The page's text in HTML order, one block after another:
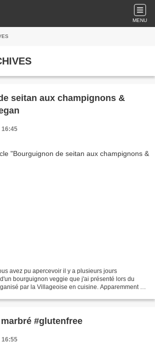
MENU
seitan aux champignons &
16:45
avez pu apercevoir il y a plusieurs jours
bourguignon veggie que j'ai présenté lors du
par la Villageoise en cuisine. Apparemment je
#glutenfree
16:55